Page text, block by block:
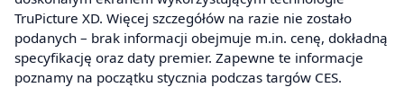
TruPicture XD. Więcej szczegółów na razie nie zostało
podanych – brak informacji obejmuje m.in. cenę, dokładną
specyfikację oraz daty premier. Zapewne te informacje
poznamy na początku stycznia podczas targów CES.